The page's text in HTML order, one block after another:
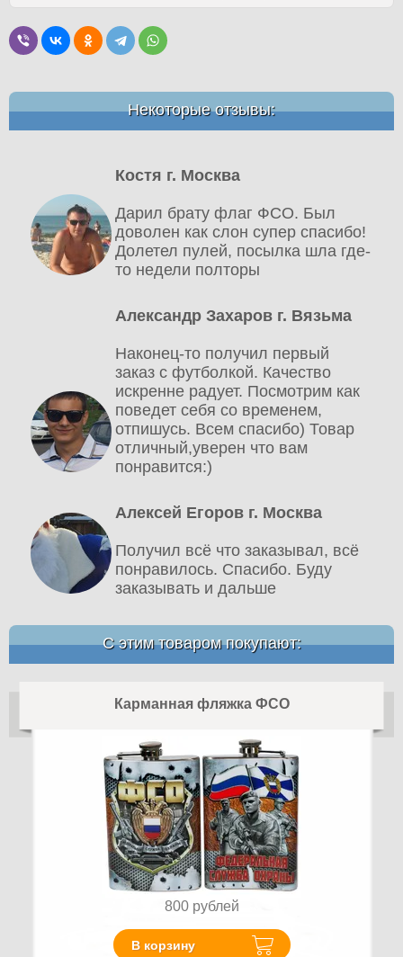
Некоторые отзывы:
Костя г. Москва
Дарил брату флаг ФСО. Был
доволен как слон супер спасибо!
Долетел пулей, посылка шла где-
то недели полторы
Александр Захаров г. Вязьма
Наконец-то получил первый
заказ с футболкой. Качество
искренне радует. Посмотрим как
поведет себя со временем,
отпишусь. Всем спасибо) Товар
отличный,уверен что вам
понравится:)
Алексей Егоров г. Москва
Получил всё что заказывал, всё
понравилось. Спасибо. Буду
заказывать и дальше
С этим товаром покупают:
Карманная фляжка ФСО
800 рублей
В корзину